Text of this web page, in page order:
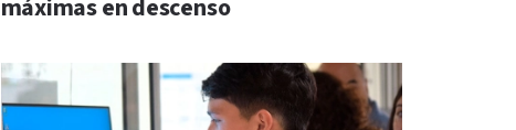
máximas en descenso